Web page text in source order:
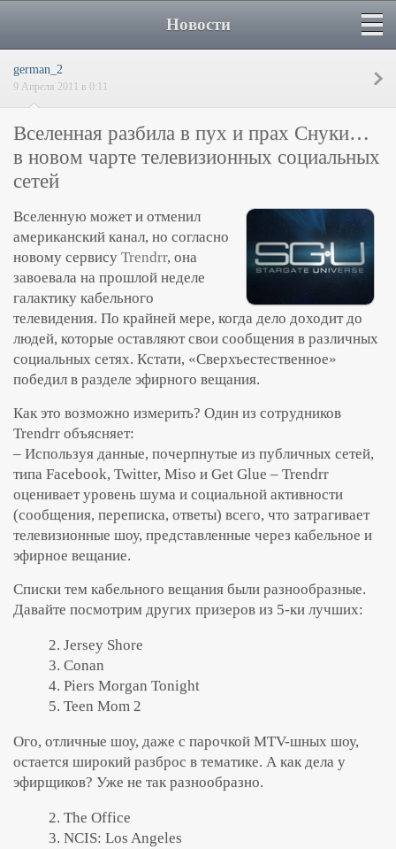
Новости
german_2
9 Апреля 2011 в 0:11
Вселенная разбила в пух и прах Снуки…
в новом чарте телевизионных социальных
сетей
Вселенную может и отменил
американский канал, но согласно
новому сервису Trendrr, она
завоевала на прошлой неделе
галактику кабельного
телевидения. По крайней мере, когда дело доходит до
людей, которые оставляют свои сообщения в различных
социальных сетях. Кстати, «Сверхъестественное»
победил в разделе эфирного вещания.
Как это возможно измерить? Один из сотрудников
Trendrr объясняет:
– Используя данные, почерпнутые из публичных сетей,
типа Facebook, Twitter, Miso и Get Glue – Trendrr
оценивает уровень шума и социальной активности
(сообщения, переписка, ответы) всего, что затрагивает
телевизионные шоу, представленные через кабельное и
эфирное вещание.
Списки тем кабельного вещания были разнообразные.
Давайте посмотрим других призеров из 5-ки лучших:
2. Jersey Shore
3. Conan
4. Piers Morgan Tonight
5. Teen Mom 2
Ого, отличные шоу, даже с парочкой MTV-шных шоу,
остается широкий разброс в тематике. А как дела у
эфирщиков? Уже не так разнообразно.
2. The Office
3. NCIS: Los Angeles